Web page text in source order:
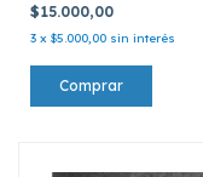
$15.000,00
3 x $5.000,00 sin interés